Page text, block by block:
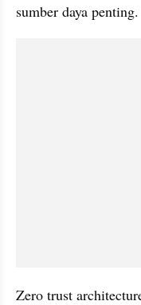
sumber daya penting.
Zero trust